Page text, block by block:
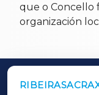
que o Concello
organización
OUTROS